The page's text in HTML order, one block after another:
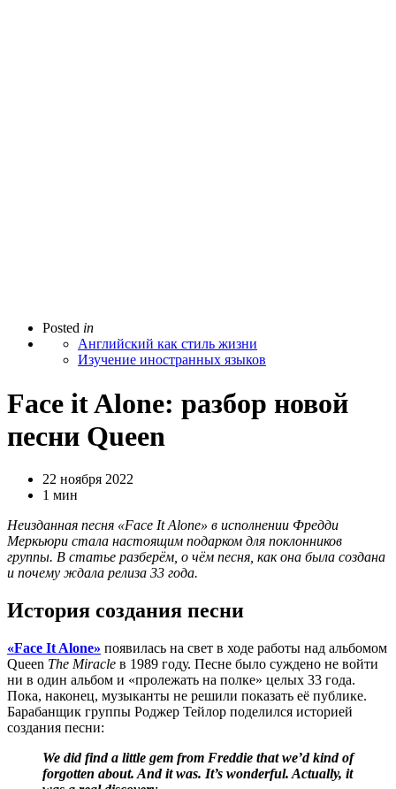
Posted in
Английский как стиль жизни
Изучение иностранных языков
Face it Alone: разбор новой
песни Queen
22 ноября 2022
1 мин
Неизданная песня «Face It Alone» в исполнении Фредди
Меркьюри стала настоящим подарком для поклонников
группы. В статье разберём, о чём песня, как она была создана
и почему ждала релиза 33 года.
История создания песни
«Face It Alone» появилась на свет в ходе работы над альбомом
Queen The Miracle в 1989 году. Песне было суждено не войти
ни в один альбом и «пролежать на полке» целых 33 года.
Пока, наконец, музыканты не решили показать её публике.
Барабанщик группы Роджер Тейлор поделился историей
создания песни:
We did find a little gem from Freddie that we’d kind of
forgotten about. And it was. It’s wonderful. Actually, it